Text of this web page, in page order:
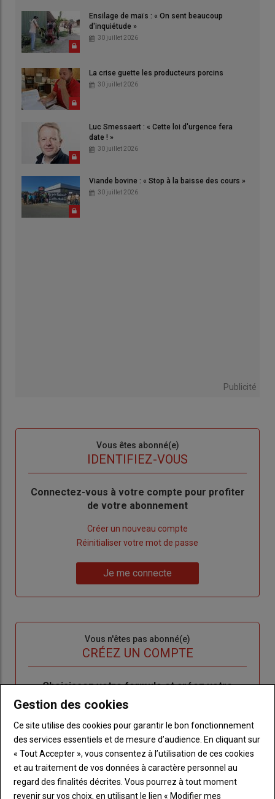
Ensilage de maïs : « On sent beaucoup
d'inquiétude »
30 juillet 2026
La crise guette les producteurs porcins
30 juillet 2026
Luc Smessaert : « Cette loi d'urgence fera
date ! »
30 juillet 2026
Viande bovine : « Stop à la baisse des cours »
30 juillet 2026
Publicité
Vous êtes abonné(e)
IDENTIFIEZ-VOUS
Body
Connectez-vous à votre compte pour profiter
de votre abonnement
Créer un nouveau compte
de
Réinitialiser votre mot de passe
me
Je me connecte
Vous n'êtes pas abonné(e)
CRÉEZ UN COMPTE
BodyChoisissez votre formule et créez votre
compte pour accéder à tout l'Agri53.
Lien Créez un compte
LES PLUS LUS
Gestion des cookies
Ce site utilise des cookies pour garantir le bon fonctionnement
des services essentiels et de mesure d’audience. En cliquant sur
« Tout Accepter », vous consentez à l’utilisation de ces cookies
et au traitement de vos données à caractère personnel au
regard des finalités décrites. Vous pourrez à tout moment
revenir sur vos choix, en utilisant le lien « Modifier mes